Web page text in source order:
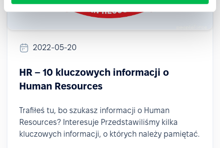
2022-05-20
HR – 10 kluczowych informacji o
Human Resources
Trafiłeś tu, bo szukasz informacji o Human
Resources? Interesuje Przedstawiliśmy kilka
kluczowych informacji, o których należy pamiętać.